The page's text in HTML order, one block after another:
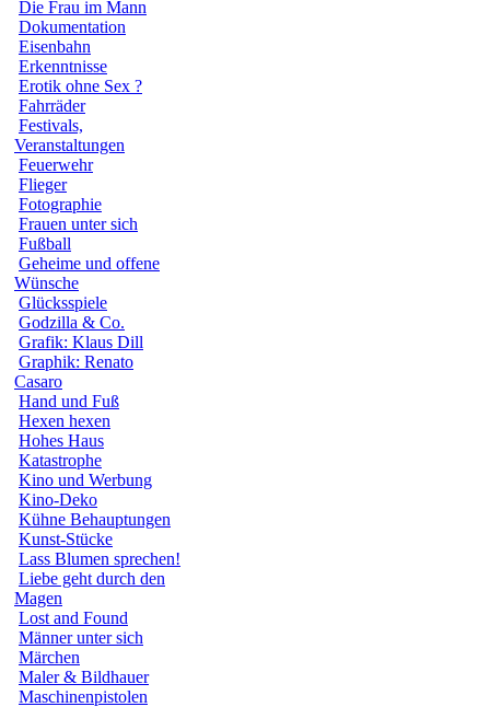
Die Frau im Mann
Dokumentation
Eisenbahn
Erkenntnisse
Erotik ohne Sex ?
Fahrräder
Festivals,
Veranstaltungen
Feuerwehr
Flieger
Fotographie
Frauen unter sich
Fußball
Geheime und offene
Wünsche
Glücksspiele
Godzilla & Co.
Grafik: Klaus Dill
Graphik: Renato
Casaro
Hand und Fuß
Hexen hexen
Hohes Haus
Katastrophe
Kino und Werbung
Kino-Deko
Kühne Behauptungen
Kunst-Stücke
Lass Blumen sprechen!
Liebe geht durch den
Magen
Lost and Found
Männer unter sich
Märchen
Maler & Bildhauer
Maschinenpistolen